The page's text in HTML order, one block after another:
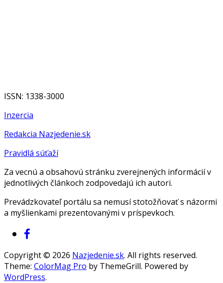
ISSN: 1338-3000
Inzercia
Redakcia Nazjedenie.sk
Pravidlá súťaží
Za vecnú a obsahovú stránku zverejnených informácií v
jednotlivých článkoch zodpovedajú ich autori.
Prevádzkovateľ portálu sa nemusí stotožňovať s názormi
a myšlienkami prezentovanými v príspevkoch.
Copyright © 2026 Nazjedenie.sk. All rights reserved.
Theme: ColorMag Pro by ThemeGrill. Powered by
WordPress.